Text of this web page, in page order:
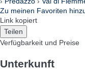
Zu meinen Favoriten
Link kopiert
Teilen
Verfügbarkeit und Preise
Unterkunft